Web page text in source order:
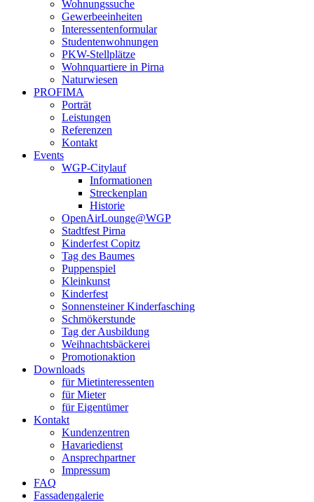
Wohnungssuche
Gewerbeeinheiten
Interessentenformular
Studentenwohnungen
PKW-Stellplätze
Wohnquartiere in Pirna
Naturwiesen
PROFIMA
Porträt
Leistungen
Referenzen
Kontakt
Events
WGP-Citylauf
Informationen
Streckenplan
Historie
OpenAirLounge@WGP
Stadtfest Pirna
Kinderfest Copitz
Tag des Baumes
Puppenspiel
Kleinkunst
Kinderfest
Sonnensteiner Kinderfasching
Schmökerstunde
Tag der Ausbildung
Weihnachtsbäckerei
Promotionaktion
Downloads
für Mietinteressenten
für Mieter
für Eigentümer
Kontakt
Kundenzentren
Havariedienst
Ansprechpartner
Impressum
FAQ
Fassadengalerie